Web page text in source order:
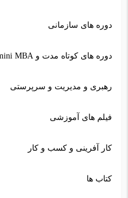
دوره های سازمانی
دوره های کوتاه مدت و mini MBA
رهبری و مدیریت و سرپرستی
فیلم های آموزشی
کار آفرینی و کسب و کار
کتاب ها